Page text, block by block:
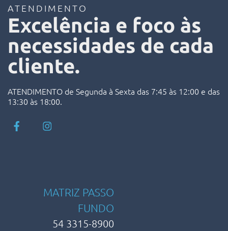
ATENDIMENTO
Excelência e foco às
necessidades de cada
cliente.
ATENDIMENTO de Segunda à Sexta das 7:45 às 12:00 e das
13:30 às 18:00.
MATRIZ PASSO
FUNDO
54 3315-8900